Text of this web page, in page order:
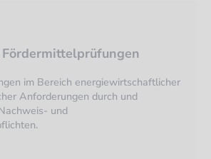
im Bereich energiewirtschaftlicher
Anforderungen durch und
und